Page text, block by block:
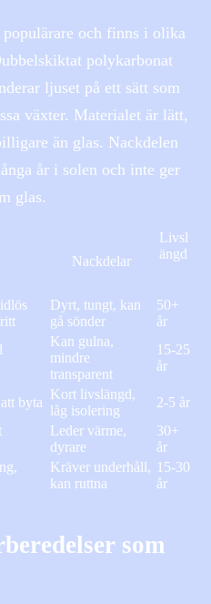
och finns i olika
polykarbonat
ljuset på ett sätt som
växter. Materialet är lätt,
än glas. Nackdelen
år i solen och inte ger
glas.
Nackdelar
Livsl
ängd
Dyrt, tungt, kan
gå sönder
50+
år
Kan gulna,
mindre
transparent
15-25
år
byta
Kort livslängd,
låg isolering
2-5 år
Leder värme,
dyrare
30+
år
Kräver underhåll,
kan ruttna
15-30
år
som